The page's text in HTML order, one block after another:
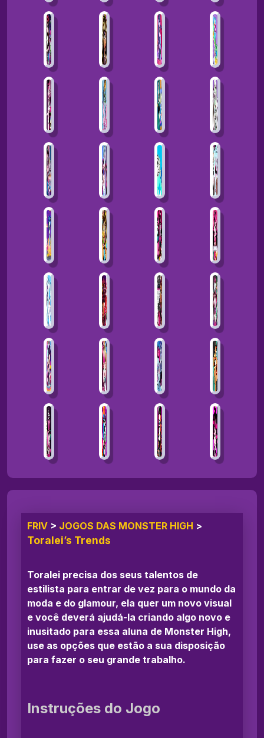
FRIV > JOGOS DAS MONSTER HIGH >
Toralei’s Trends
Toralei precisa dos seus talentos de
estilista para entrar de vez para o mundo da
moda e do glamour, ela quer um novo visual
e você deverá ajudá-la criando algo novo e
inusitado para essa aluna de Monster High,
use as opções que estão a sua disposição
para fazer o seu grande trabalho.
Instruções do Jogo